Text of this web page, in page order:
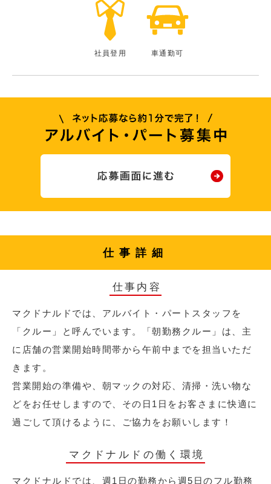
社員登用 車通勤可
仕事詳細
仕事内容
マクドナルドでは、アルバイト・パートスタッフを
「クルー」と呼んでいます。「朝勤務クルー」は、主
に店舗の営業開始時間帯から午前中までを担当いただ
きます。
営業開始の準備や、朝マックの対応、清掃・洗い物な
どをお任せしますので、その日1日をお客さまに快適に
過ごして頂けるように、ご協力をお願いします！
マクドナルドの働く環境
マクドナルドでは、週1日の勤務から週5日のフル勤務